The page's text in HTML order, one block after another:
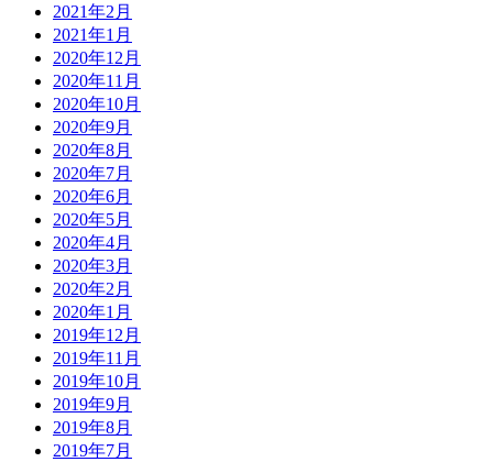
2021年2月
2021年1月
2020年12月
2020年11月
2020年10月
2020年9月
2020年8月
2020年7月
2020年6月
2020年5月
2020年4月
2020年3月
2020年2月
2020年1月
2019年12月
2019年11月
2019年10月
2019年9月
2019年8月
2019年7月